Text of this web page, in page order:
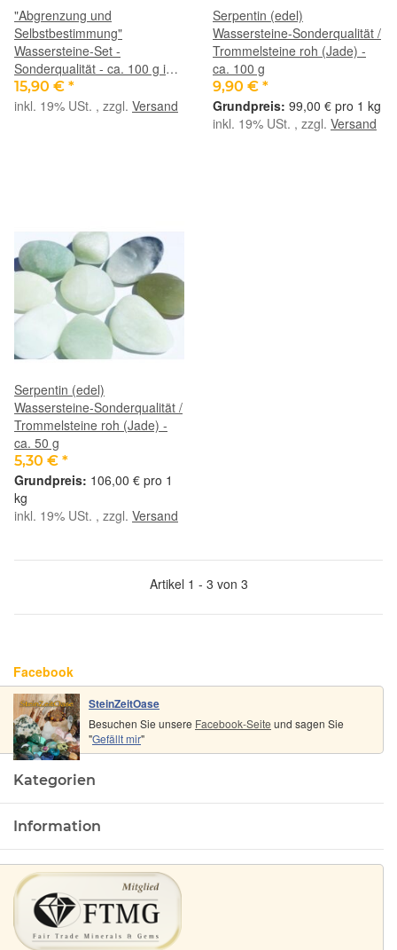
"Abgrenzung und
Selbstbestimmung"
Wassersteine-Set -
Sonderqualität - ca. 100 g im
Natur-Baumwollbeutel (GKS)
15,90 € *
inkl. 19% USt. , zzgl. Versand
Serpentin (edel)
Wassersteine-Sonderqualität /
Trommelsteine roh (Jade) -
ca. 100 g
9,90 € *
99,00 € pro 1 kg
inkl. 19% USt. , zzgl. Versand
Serpentin (edel)
Wassersteine-Sonderqualität /
Trommelsteine roh (Jade) -
ca. 50 g
5,30 € *
106,00 € pro 1
kg
inkl. 19% USt. , zzgl. Versand
Artikel 1 - 3 von 3
Facebook
SteinZeitOase
Besuchen Sie unsere Facebook-Seite und sagen Sie
"Gefällt mir"
Kategorien
Information